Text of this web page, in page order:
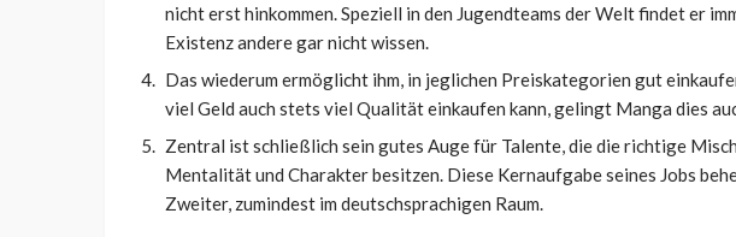
nicht erst hinkommen. Speziell in den Jugendteams der Welt findet er
Existenz andere gar nicht wissen.
Das wiederum ermöglicht ihm, in jeglichen Preiskategorien gut
viel Geld auch stets viel Qualität einkaufen kann, gelingt Manga dies
Zentral ist schließlich sein gutes Auge für Talente, die die richtige
Mentalität und Charakter besitzen. Diese Kernaufgabe seines Jobs
Zweiter, zumindest im deutschsprachigen Raum.